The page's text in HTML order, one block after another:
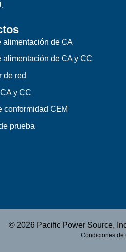
alimentación de CA
alimentación de CA y CC
de red
y CC
conformidad CEM
prueba
© 2026 Pacific Power Source,
Condiciones de